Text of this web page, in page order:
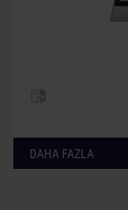
DAHA FAZLA